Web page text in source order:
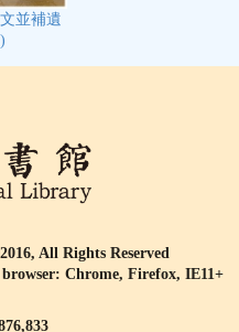
並補遺
All Rights Reserved
Chrome, Firefox, IE11+